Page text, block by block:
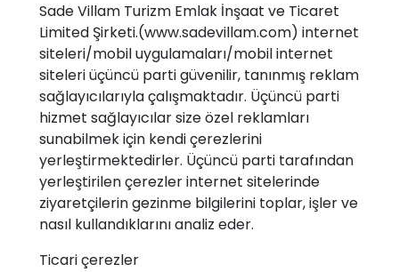
Sade Villam Turizm Emlak İnşaat ve Ticaret
Limited Şirketi.(www.sadevillam.com) internet
siteleri/mobil uygulamaları/mobil internet
siteleri üçüncü parti güvenilir, tanınmış reklam
sağlayıcılarıyla çalışmaktadır. Üçüncü parti
hizmet sağlayıcılar size özel reklamları
sunabilmek için kendi çerezlerini
yerleştirmektedirler. Üçüncü parti tarafından
yerleştirilen çerezler internet sitelerinde
ziyaretçilerin gezinme bilgilerini toplar, işler ve
nasıl kullandıklarını analiz eder.
Ticari çerezler